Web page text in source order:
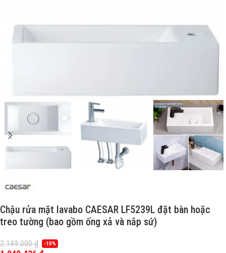
Chậu rửa mặt lavabo CAESAR LF5239L đặt bàn hoặc
treo tường (bao gồm ống xả và nắp sứ)
2.149.000₫ -10%